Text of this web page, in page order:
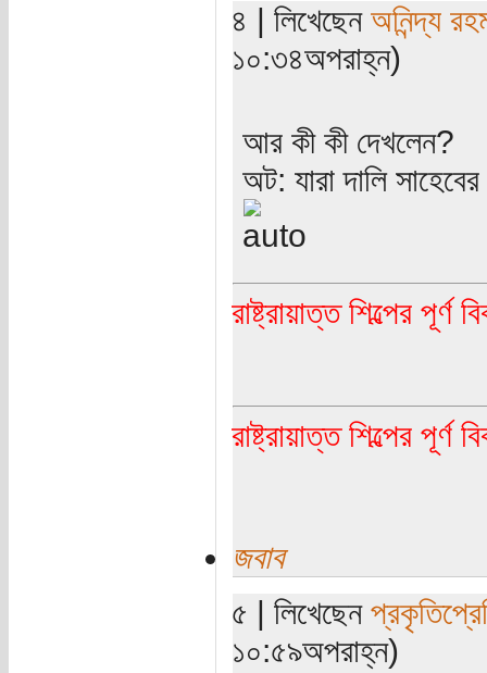
৪ | লিখেছেনঅনিন্দ্য
১০:৩৪অপরাহ্ন)
আর কী কী দেখলেন?
অট: যারা দালি
রাষ্ট্রায়াত্ত শিল্পের পূর্ণ
রাষ্ট্রায়াত্ত শিল্পের পূর্ণ
জবাব
৫ | লিখেছেন
১০:৫৯অপরাহ্ন)